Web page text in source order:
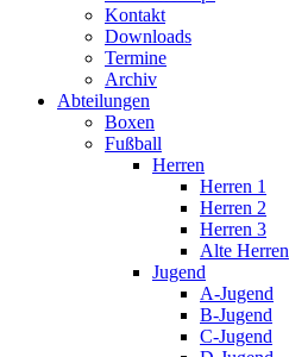
Kontakt
Downloads
Termine
Archiv
Abteilungen
Boxen
Fußball
Herren
Herren 1
Herren 2
Herren 3
Alte Herren
Jugend
A-Jugend
B-Jugend
C-Jugend